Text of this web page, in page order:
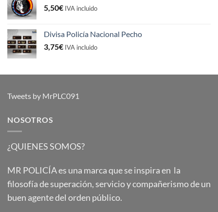
5,50€ IVA incluido
Divisa Policía Nacional Pecho
3,75€ IVA incluido
Tweets by MrPLC091
NOSOTROS
¿QUIENES SOMOS?
MR POLICÍA es una marca que se inspira en la
filosofía de superación, servicio y compañerismo de un
buen agente del orden público.